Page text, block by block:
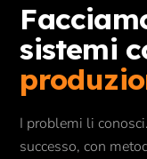
sistemi
I problemi li
successo, con